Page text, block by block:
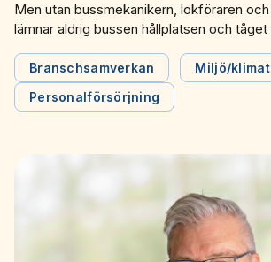
Tillgänglighets­nätverket 2022
Trafikutvecklar­nätverket 2023
Trafikutvecklar­nätverket 2022
Trygghets­nätverket 2024
Trygghets­nätverket 2023
Trygghets­nätverket 2022
Men utan bussmekanikern, lokföraren
lämnar aldrig bussen hållplatsen och
för att vända utvecklingen, skriver Svensk
Sveriges Bussföretag, Tågföretagen i en
Dagens Samhälle.
Branschsamverkan
Miljö/klimat
Personalförsörjning